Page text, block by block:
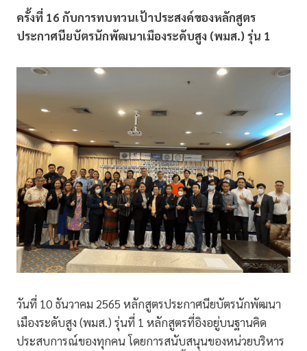
ครั้งที่ 16 กับการทบทวนเป้าประสงค์ของหลักสูตร
ประกาศนียบัตรนักพัฒนาเมืองระดับสูง (พมส.) รุ่น 1
วันที่ 10 ธันวาคม 2565 หลักสูตรประกาศนียบัตรนักพัฒนา
เมืองระดับสูง (พมส.) รุ่นที่ 1 หลักสูตรที่อิงอยู่บนฐานคิด
ประสบการณ์ของทุกคน โดยการสนับสนุนของหน่วยบริหาร